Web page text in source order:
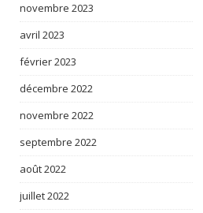
novembre 2023
avril 2023
février 2023
décembre 2022
novembre 2022
septembre 2022
août 2022
juillet 2022